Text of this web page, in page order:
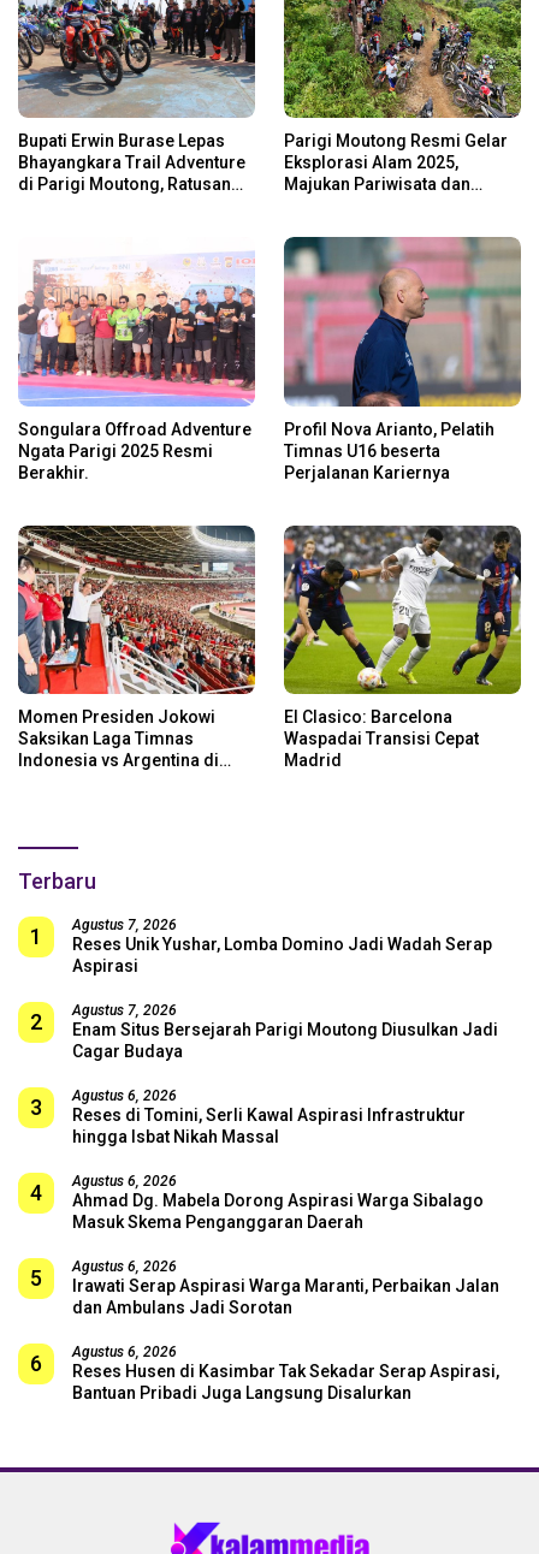
Bupati Erwin Burase Lepas
Bhayangkara Trail Adventure
di Parigi Moutong, Ratusan
Parigi Moutong Resmi Gelar
Eksplorasi Alam 2025,
Majukan Pariwisata dan
Songulara Offroad Adventure
Ngata Parigi 2025 Resmi
Berakhir.
Profil Nova Arianto, Pelatih
Timnas U16 beserta
Perjalanan Kariernya
Momen Presiden Jokowi
Saksikan Laga Timnas
Indonesia vs Argentina di
El Clasico: Barcelona
Waspadai Transisi Cepat
Madrid
Terbaru
1 Agustus 7, 2026
Reses Unik Yushar, Lomba Domino Jadi Wadah Serap
Aspirasi
2 Agustus 7, 2026
Enam Situs Bersejarah Parigi Moutong Diusulkan Jadi
Cagar Budaya
3 Agustus 6, 2026
Reses di Tomini, Serli Kawal Aspirasi Infrastruktur
hingga Isbat Nikah Massal
4 Agustus 6, 2026
Ahmad Dg. Mabela Dorong Aspirasi Warga Sibalago
Masuk Skema Penganggaran Daerah
5 Agustus 6, 2026
Irawati Serap Aspirasi Warga Maranti, Perbaikan Jalan
dan Ambulans Jadi Sorotan
6 Agustus 6, 2026
Reses Husen di Kasimbar Tak Sekadar Serap Aspirasi,
Bantuan Pribadi Juga Langsung Disalurkan